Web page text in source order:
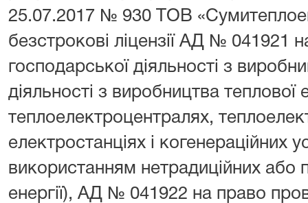
25.07.2017 № 930 ТОВ
безстрокові ліцензії АД № 041921
господарської діяльності з
діяльності з виробництва теплової
теплоелектроцентралях,
електростанціях і когенераційних
використанням нетрадиційних
енергії), АД № 041922 на право